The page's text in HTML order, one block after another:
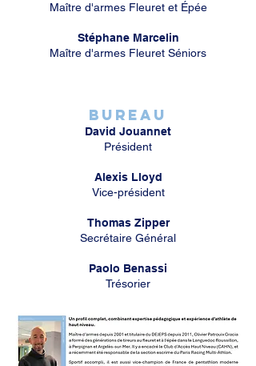
Maître d'armes Fleuret et Épée
Stéphane Marcelin
Maître d'armes Fleuret Séniors
BUREAU
David Jouannet
Président
Alexis Lloyd
​Vice-président
Thomas Zipper
Secrétaire Général
Paolo Benassi
Trésorier